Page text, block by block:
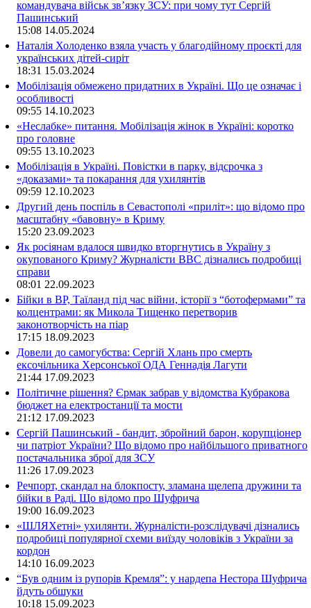
командувача військ зв’язку ЗСУ: при чому тут Сергій
Пашинський
15:08 14.05.2024
Наталія Холоденко взяла участь у благодійному проєкті для
українських дітей-сиріт
18:31 15.03.2024
Мобілізація обмежено придатних в Україні. Що це означає і
особливості
09:55 14.10.2023
«Неслабке» питання. Мобілізація жінок в Україні: коротко
про головне
09:55 13.10.2023
Мобілізація в Україні. Повістки в парку, відсрочка з
«доказами» та покарання для ухилянтів
09:59 12.10.2023
Другий день поспіль в Севастополі «приліт»: що відомо про
масштабну «бавовну» в Криму
15:20 23.09.2023
Як росіянам вдалося швидко вторгнутись в Україну з
окупованого Криму? Журналісти ВВС дізнались подробиці
справи
08:01 22.09.2023
Бійки в ВР, Таїланд під час війни, історії з “ботофермами” та
колцентрами: як Микола Тищенко перетворив
законотворчість на піар
17:15 18.09.2023
Довели до самогубства: Сергій Хлань про смерть
ексочільника Херсонської ОДА Геннадія Лагути
21:44 17.09.2023
Політичне рішення? Єрмак забрав у відомства Кубракова
бюджет на електростанції та мости
21:12 17.09.2023
Сергій Пашинський - бандит, збройний барон, корупціонер
чи патріот України? Що відомо про найбільшого приватного
постачальника зброї для ЗСУ
11:26 17.09.2023
Речпорт, скандал на блокпосту, зламана щелепа дружини та
бійки в Раді. Що відомо про Шуфрича
19:00 16.09.2023
«ШЛЯХетні» ухилянти. Журналісти-розслідувачі дізнались
подробиці популярної схеми виїзду чоловіків з України за
кордон
14:10 16.09.2023
“Був одним із рупорів Кремля”: у нардепа Нестора Шуфрича
йдуть обшуки
10:18 15.09.2023